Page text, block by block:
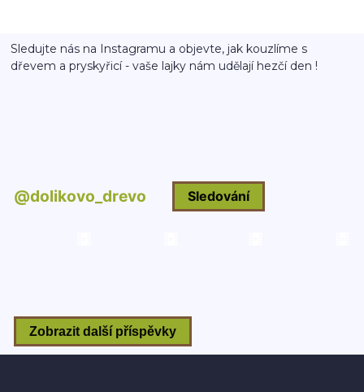
Sledujte nás na Instagramu a objevte, jak kouzlíme s
dřevem a pryskyřicí - vaše lajky nám udělají hezčí den !